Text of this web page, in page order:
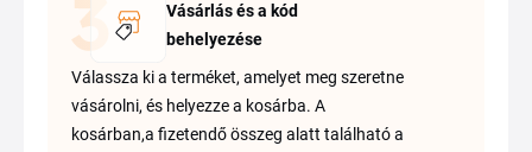
Vásárlás és a kód
behelyezése
Válassza ki a terméket, amelyet meg szeretne
vásárolni, és helyezze a kosárba. A
kosárban,a fizetendő összeg alatt található a